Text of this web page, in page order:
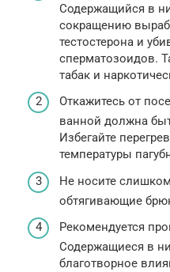
Содержащийся в
сокращению
тестостерона и
сперматозоидов.
табак и
Откажитесь от
ванной должна
Избегайте
температуры
Не носите
обтягивающие
Рекомендуется
Содержащиеся в
благотворное